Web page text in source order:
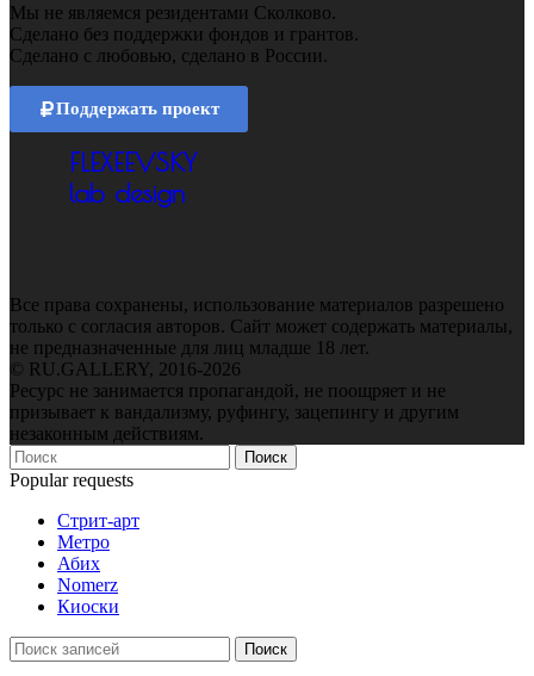
Мы не являемся резидентами Сколково.
Сделано без поддержки фондов и грантов.
Сделано с любовью, сделано в России.
Поддержать проект
FLEXEEVSKY
lab design
Все права сохранены, использование материалов разрешено
только с согласия авторов. Сайт может содержать материалы,
не предназначенные для лиц младше 18 лет.
© RU.GALLERY, 2016-2026
Ресурс не занимается пропагандой, не поощряет и не
призывает к вандализму, руфингу, зацепингу и другим
незаконным действиям.
Поиск
Popular requests
Стрит-арт
Метро
Абих
Nomerz
Киоски
Поиск